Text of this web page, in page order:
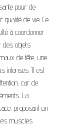
pour de
qualité de vie. Ce
à coordonner
des objets
de tête, une
intenses. Il est
car de
La
proposant un
muscles